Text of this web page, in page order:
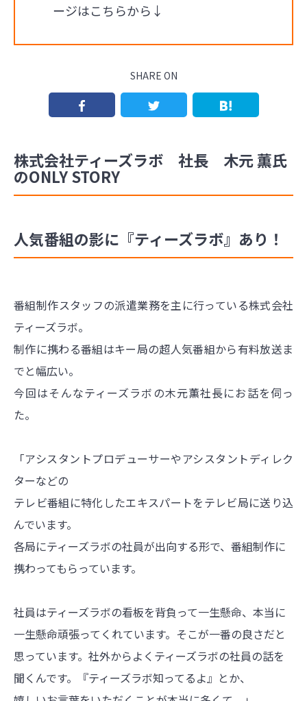
ージはこちらから↓
SHARE ON
株式会社ティーズラボ 社長 木元 薫氏
のONLY STORY
人気番組の影に『ティーズラボ』あり！
番組制作スタッフの派遣業務を主に行っている株式会社
ティーズラボ。
制作に携わる番組はキー局の超人気番組から有料放送ま
でと幅広い。
今回はそんなティーズラボの木元薫社長にお話を伺っ
た。
「アシスタントプロデューサーやアシスタントディレク
ターなどの
テレビ番組に特化したエキスパートをテレビ局に送り込
んでいます。
各局にティーズラボの社員が出向する形で、番組制作に
携わってもらっています。
社員はティーズラボの看板を背負って一生懸命、本当に
一生懸命頑張ってくれています。そこが一番の良さだと
思っています。社外からよくティーズラボの社員の話を
聞くんです。『ティーズラボ知ってるよ』とか、